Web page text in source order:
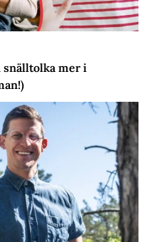
snälltolka mer i